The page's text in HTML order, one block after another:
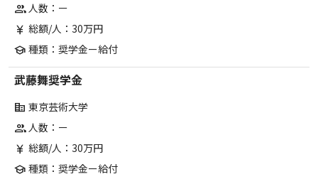
group人数：ー
currency_yen 総額/人：30万円
school 種類：奨学金ー給付
武藤舞奨学金
corporate_fare 東京芸術大学
group人数：ー
currency_yen 総額/人：30万円
school 種類：奨学金ー給付